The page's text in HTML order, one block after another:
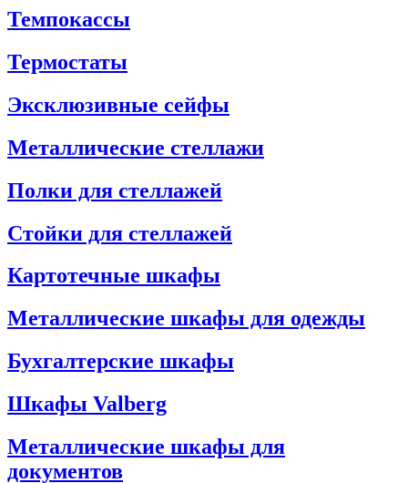
Темпокассы
Термостаты
Эксклюзивные сейфы
Металлические стеллажи
Полки для стеллажей
Стойки для стеллажей
Картотечные шкафы
Металлические шкафы для одежды
Бухгалтерские шкафы
Шкафы Valberg
Металлические шкафы для
документов